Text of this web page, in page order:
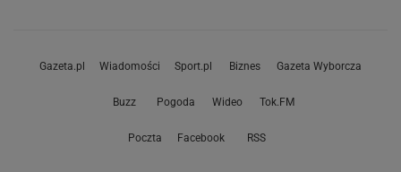
Gazeta.pl Wiadomości Sport.pl Biznes Gazeta Wyborcza
Buzz Pogoda Wideo Tok.FM
Poczta Facebook RSS